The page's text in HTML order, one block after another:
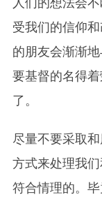
受我们的信仰
的朋友会渐渐
要基督的名得
了。
尽量不要采取
方式来处理我
符合情理的。